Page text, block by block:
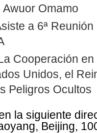
Omamo
a 6ª
Cooperación
Unidos, el
Peligros Ocultos
la siguiente
Beijing,